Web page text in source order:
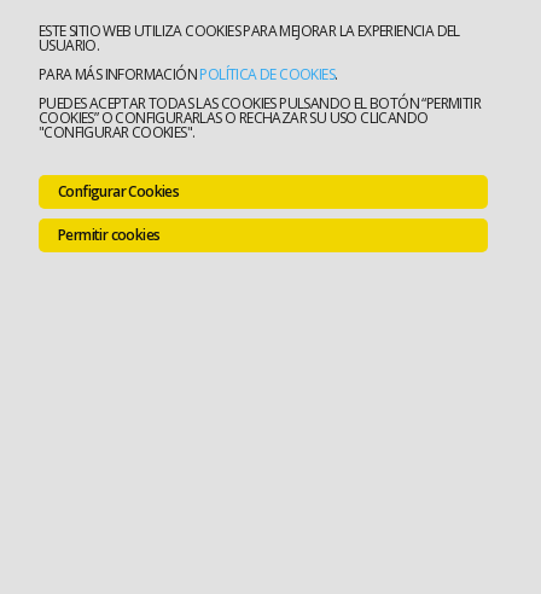
ESTE SITIO WEB UTILIZA COOKIES PARA MEJORAR LA EXPERIENCIA DEL
USUARIO.
PARA MÁS INFORMACIÓNPOLÍTICA DE COOKIES.
PUEDES ACEPTAR TODAS LAS COOKIES PULSANDO EL BOTÓN “PERMITIR
COOKIES” O CONFIGURARLAS O RECHAZAR SU USO CLICANDO
"CONFIGURAR COOKIES".
Configurar Cookies
Permitir cookies